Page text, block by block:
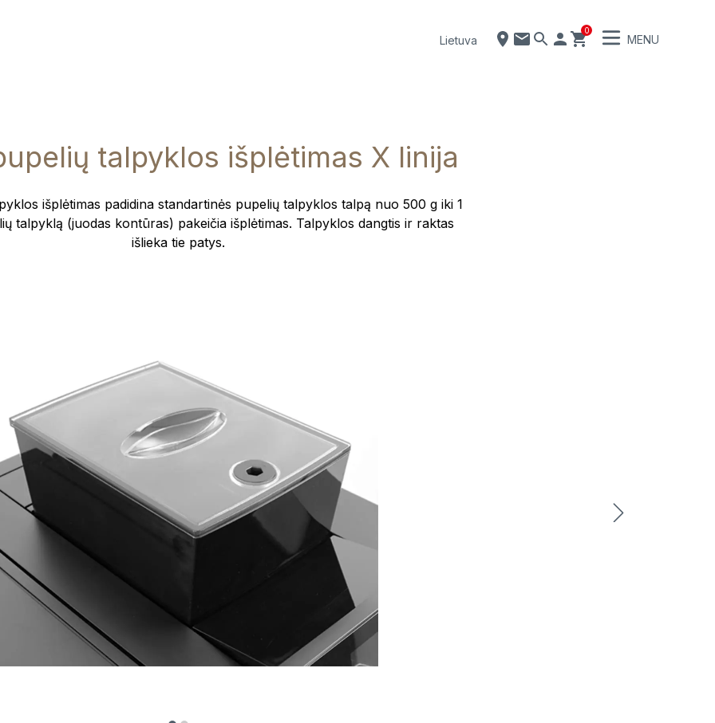
Lietuva
0
MENU
talpyklos išplėtimas X linija
išplėtimas padidina standartinės pupelių talpyklos talpą nuo 500 g iki 1
talpyklą (juodas kontūras) pakeičia išplėtimas. Talpyklos dangtis ir raktas
išlieka tie patys.